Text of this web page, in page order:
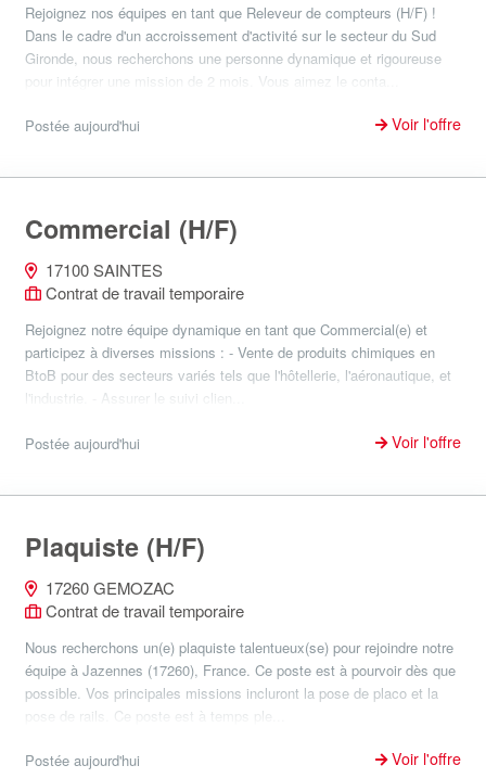
Rejoignez nos équipes en tant que Releveur de compteurs (H/F) !
Dans le cadre d'un accroissement d'activité sur le secteur du Sud
Gironde, nous recherchons une personne dynamique et rigoureuse
pour intégrer une mission de 2 mois. Vous aimez le conta...
Postée aujourd'hui Voir l'offre
Commercial (H/F)
17100 SAINTES
Contrat de travail temporaire
Rejoignez notre équipe dynamique en tant que Commercial(e) et
participez à diverses missions : - Vente de produits chimiques en
BtoB pour des secteurs variés tels que l'hôtellerie, l'aéronautique, et
l'industrie. - Assurer le suivi clien...
Postée aujourd'hui Voir l'offre
Plaquiste (H/F)
17260 GEMOZAC
Contrat de travail temporaire
Nous recherchons un(e) plaquiste talentueux(se) pour rejoindre notre
équipe à Jazennes (17260), France. Ce poste est à pourvoir dès que
possible. Vos principales missions incluront la pose de placo et la
pose de rails. Ce poste est à temps ple...
Postée aujourd'hui Voir l'offre